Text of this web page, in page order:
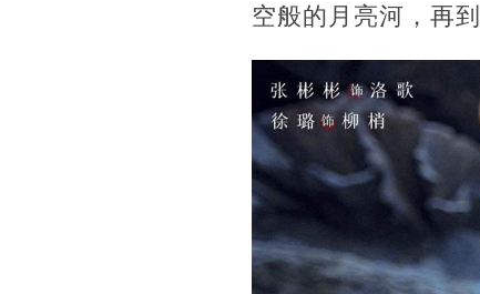
空般的月亮河，再